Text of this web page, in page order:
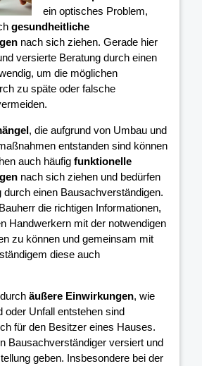
ein optisches Problem,
gesundheitliche
nach sich ziehen. Gerade hier
versierte Beratung durch einen
um die möglichen
zu späte oder falsche
, die aufgrund von Umbau und
entstanden sind können
auch häufig funktionelle
nach sich ziehen und bedürfen
durch einen Bausachverständigen.
die richtigen Informationen,
Handwerkern mit der notwendigen
zu können und gemeinsam mit
diese auch
äußere Einwirkungen, wie
oder Unfall entstehen sind
für den Besitzer eines Hauses.
Bausachverständiger versiert und
geben. Insbesondere bei der